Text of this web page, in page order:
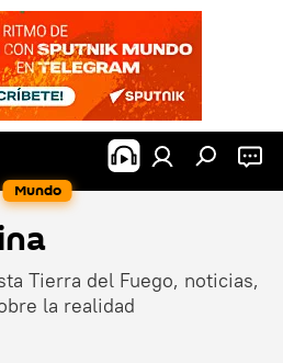
Mundo
Tierra del Fuego, noticias,
la realidad